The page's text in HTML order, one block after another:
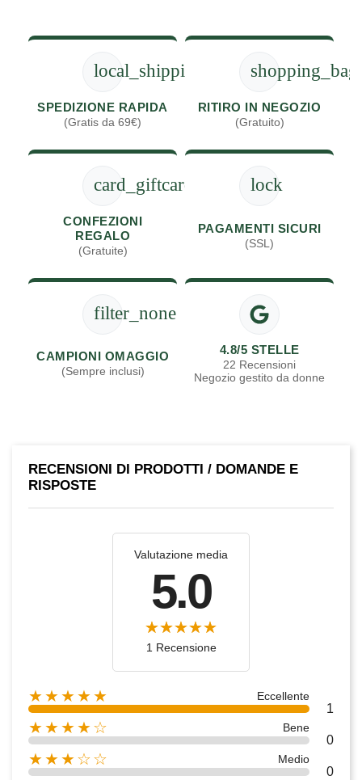
local_shipping
SPEDIZIONE RAPIDA
(Gratis da 69€)
shopping_bag
RITIRO IN NEGOZIO
(Gratuito)
card_giftcard
CONFEZIONI
REGALO
(Gratuite)
lock
PAGAMENTI SICURI
(SSL)
filter_none
CAMPIONI OMAGGIO
(Sempre inclusi)
4.8/5 STELLE
22 Recensioni
Negozio gestito da donne
RECENSIONI DI PRODOTTI / DOMANDE E
RISPOSTE
Valutazione media
5.0
1 Recensione
★★★★★ Eccellente
1
★★★★☆ Bene
0
★★★☆☆ Medio
0